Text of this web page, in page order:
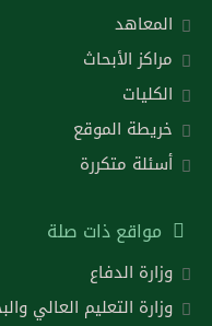
المعاهد
مراكز الأبحاث
الكليات
خريطة الموقع
أسئلة متكررة
مواقع ذات صلة
وزارة الدفاع
وزارة التعليم العالي